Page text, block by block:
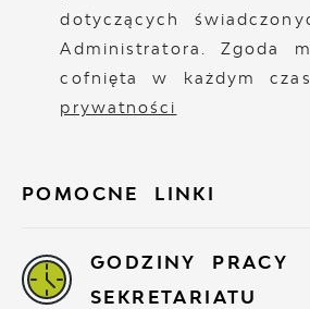
POMOCNE LINKI
dotyczących
Administratora. Zgoda
cofnięta w każdym
prywatności
GODZINY PRACY
SEKRETARIATU